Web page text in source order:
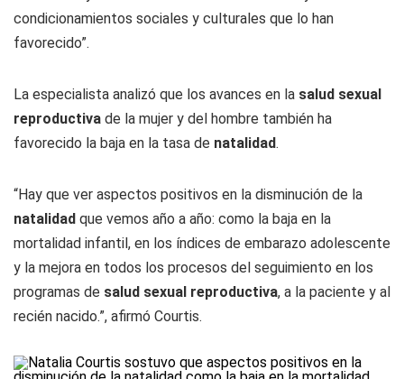
condicionamientos sociales y culturales que lo han
favorecido”.
La especialista analizó que los avances en la salud sexual
reproductiva de la mujer y del hombre también ha
favorecido la baja en la tasa de natalidad.
“Hay que ver aspectos positivos en la disminución de la
natalidad que vemos año a año: como la baja en la
mortalidad infantil, en los índices de embarazo adolescente
y la mejora en todos los procesos del seguimiento en los
programas de salud sexual reproductiva, a la paciente y al
recién nacido.”, afirmó Courtis.